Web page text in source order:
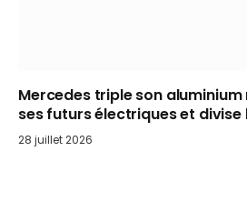
Mercedes triple son aluminium
ses futurs électriques et
28 juillet 2026